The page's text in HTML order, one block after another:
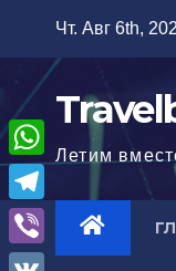
содержимому
Чт. Авг 6th,
Летим
W
h
a
T
e
V